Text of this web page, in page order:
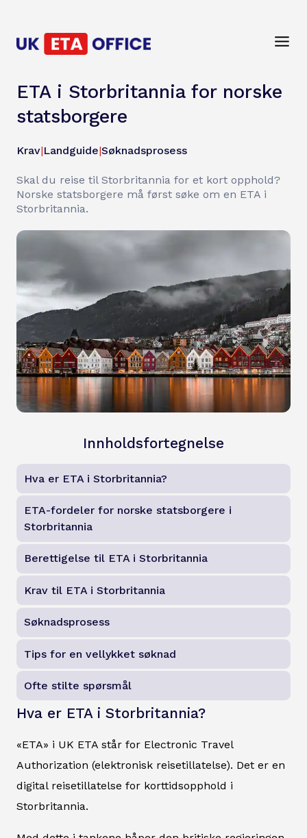
ETA i Storbritannia for norske
statsborgere
Krav|Landguide|Søknadsprosess
Skal du reise til Storbritannia for et kort opphold?
Norske statsborgere må først søke om en ETA i
Storbritannia.
Innholdsfortegnelse
Hva er ETA i Storbritannia?
ETA-fordeler for norske statsborgere i
Storbritannia
Berettigelse til ETA i Storbritannia
Krav til ETA i Storbritannia
Søknadsprosess
Tips for en vellykket søknad
Ofte stilte spørsmål
Hva er ETA i Storbritannia?
«ETA» i UK ETA står for Electronic Travel
Authorization (elektronisk reisetillatelse). Det er en
digital reisetillatelse for korttidsopphold i
Storbritannia.